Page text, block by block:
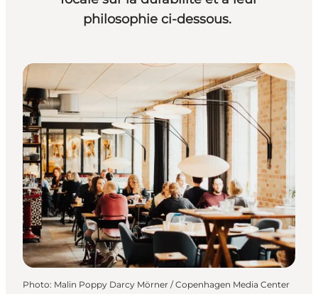
philosophie ci-dessous.
Photo: Malin Poppy Darcy Mörner / Copenhagen Media Center